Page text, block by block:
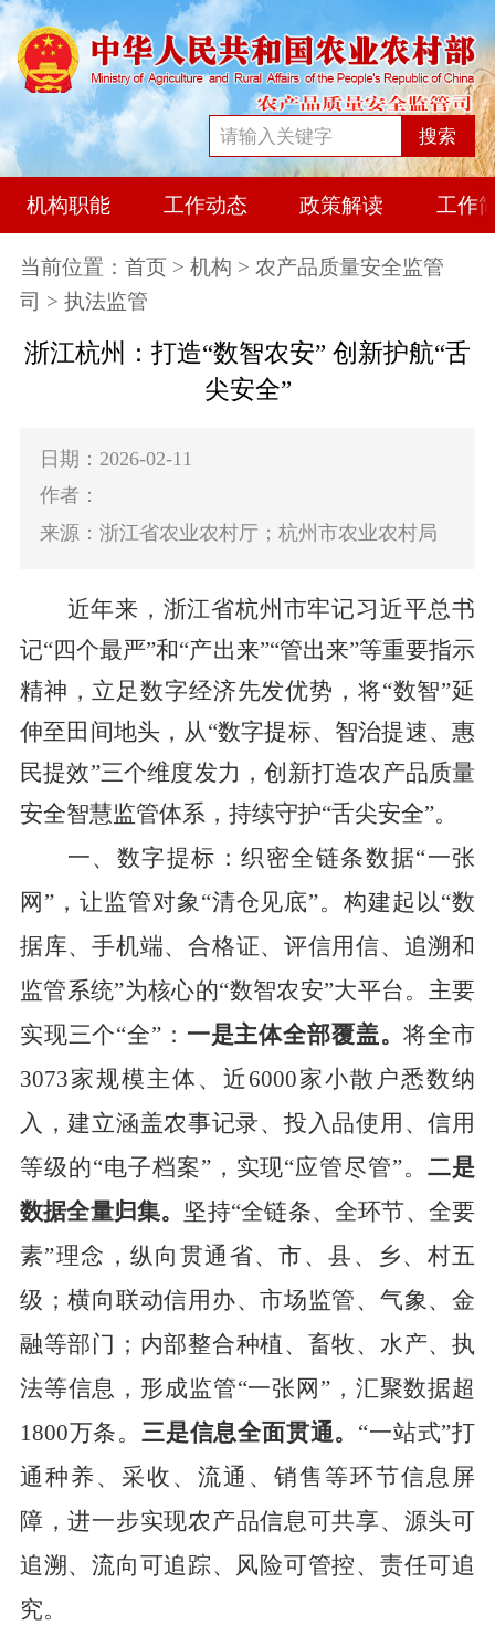
搜索
机构职能 工作动态 政策解读 工作
当前位置： 首页 > 机构 > 农产品质量安全监管
司 > 执法监管
浙江杭州：打造“数智农安” 创新护航“舌
尖安全”
日期：2026-02-11
作者：
来源：浙江省农业农村厅；杭州市农业农村局
近年来，浙江省杭州市牢记习近平总书
记“四个最严”和“产出来”“管出来”等重要指示
精神，立足数字经济先发优势 ，将“数智”延
伸至田间地头， 从“数字提标、智治提速、惠
民提效”三个维度发力，创新打造农产品质量
安全智慧监管体系，持续守护“舌尖安全”。
一、数字提标 ：织密全链条数据“一张
网 ”，让监管对象“清仓见底”。构建起 以“数
据库、手机端、合格证、 评信用信、 追溯和
监管系统”为核心的“数智农安”大平台。 主要
实现三个“全” ： 一是主体全部覆盖。将全市
3073家规模主体、近6000家小散户悉数纳
入，建立涵盖农事记录、投入品使用、信用
等级的“电子档案”，实现“应管尽管”。二是
数据全量归集。 坚持“全链条、全环节、全要
素”理念，纵向贯通省、市、县、乡、村五
级 ；横向联动信用办、市场监管、气象、金
融等部门；内部整合种植、畜牧、水产、执
法等信息 ，形成监管“一张网 ” ，汇聚数据超
1800万条。三是信息全面贯通。 “一站式”打
通 种养、采收、流通、销售等环节信息屏
障，进一步实现农产品信息可共享、源头可
追溯、流向可追踪、风险可管控、责任可追
究。